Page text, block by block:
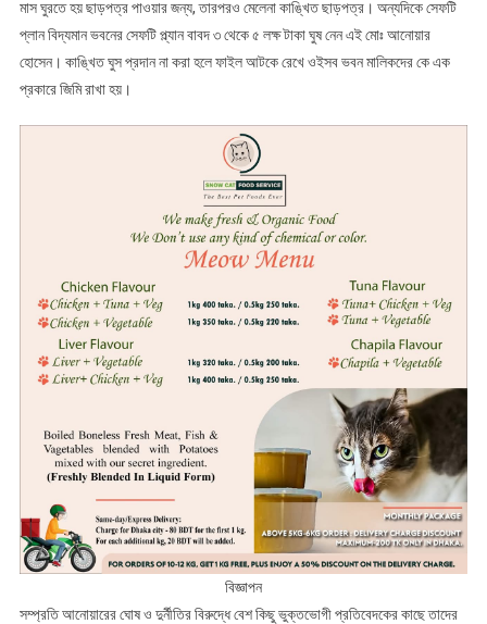
মাস ঘুরতে হয় ছাড়পত্র পাওয়ার জন্য, তারপরও মেলেনা কাঙ্খিত ছাড়পত্র। অন্যদিকে সেফটি
প্লান বিদ্যমান ভবনের সেফটি প্ল্যান বাবদ ৩ থেকে ৫ লক্ষ টাকা ঘুষ নেন এই মোঃ আনোয়ার
হোসেন। কাঙ্খিত ঘুস প্রদান না করা হলে ফাইল আটকে রেখে ওইসব ভবন মালিকদের কে এক
প্রকারে জিমি রাখা হয়।
বিজ্ঞাপন
সম্প্রতি আনোয়ারের ঘোষ ও দুর্নীতির বিরুদ্ধে বেশ কিছু ভুক্তভোগী প্রতিবেদকের কাছে তাদের